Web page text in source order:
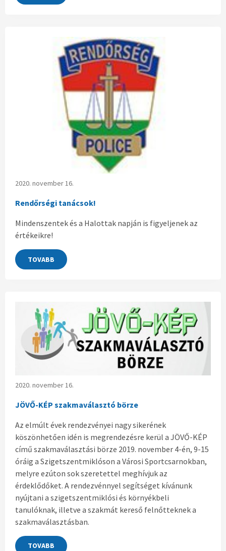
2020. november 16.
Rendőrségi tanácsok!
Mindenszentek és a Halottak napján is figyeljenek az
értékeikre!
TOVABB
2020. november 16.
JÖVŐ-KÉP szakmaválasztó börze
Az elmúlt évek rendezvényei nagy sikerének
köszönhetően idén is megrendezésre kerül a JÖVŐ-KÉP
című szakmaválasztási börze 2019. november 4-én, 9-15
óráig a Szigetszentmiklóson a Városi Sportcsarnokban,
melyre ezúton sok szeretettel meghívjuk az
érdeklődőket. A rendezvénnyel segítséget kívánunk
nyújtani a szigetszentmiklósi és környékbeli
tanulóknak, illetve a szakmát kereső felnőtteknek a
szakmaválasztásban.
TOVABB